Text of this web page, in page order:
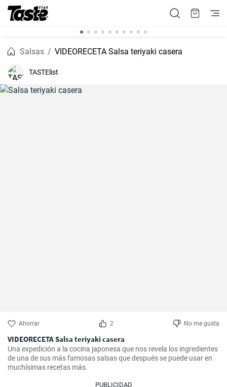
Salsas VIDEORECETA Salsa teriyaki casera
TASTElist
Ahorrar 2 No me gusta
VIDEORECETA Salsa teriyaki casera
Una expedición a la cocina japonesa que nos revela los ingredientes
de una de sus más famosas salsas que después se puede usar en
muchísimas recetas más.
PUBLICIDAD